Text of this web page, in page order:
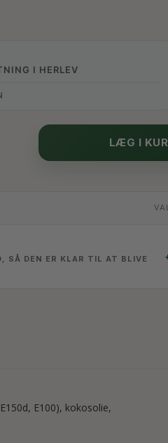
I HERLEV
LÆG I
SÅ DEN ER KLAR TIL AT BLIVE
E100), kokosolie,